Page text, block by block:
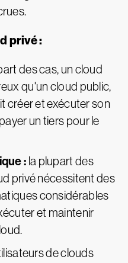
privé :
des cas, un cloud
qu'un cloud public,
créer et exécuter son
un tiers pour le
: la plupart des
privé nécessitent des
considérables
et maintenir
de clouds